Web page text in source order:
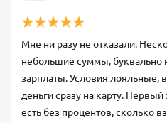
Мне ни разу не отказали.
небольшие суммы, буквально
зарплаты. Условия лояльные,
деньги сразу на карту.
есть без процентов, сколько